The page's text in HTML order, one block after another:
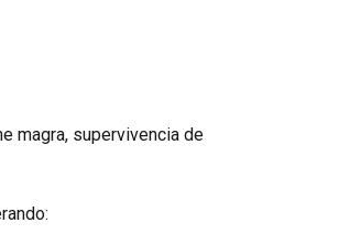
magra, supervivencia de